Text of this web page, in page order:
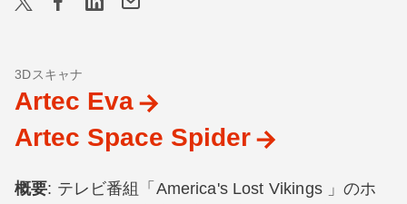
3Dスキャナ
Artec Eva
Artec Space Spider
概要: テレビ番組「America's Lost Vikings 」のホ